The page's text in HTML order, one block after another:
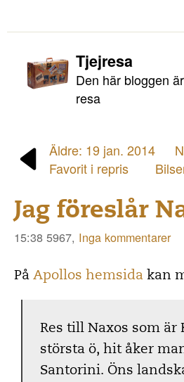
Tjejresa
Den här bloggen
resa
Äldre: 19 jan. 2014
Favorit i repris
Jag föreslår
15:38 5967, Inga kommentarer
På Apollos hemsida kan
Res till Naxos som är
största ö, hit åker
Santorini. Öns